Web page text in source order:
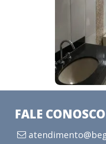
FALE CONOSCO